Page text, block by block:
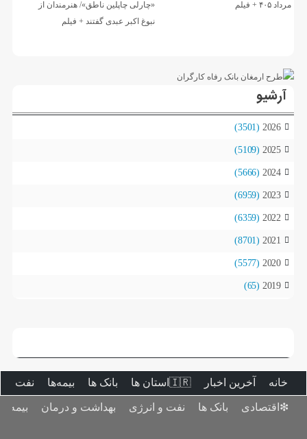
آرشیو
2026
(3501)
2025
(5109)
2024
(5666)
2023
(6959)
2022
(6359)
2021
(8701)
2020
(5577)
2019
(65)
خانه آخرین اخبار 🇮🇷استان ‌ها بانک ها بیمه‌ها نفت و
❇اقتصادی بانک ها نفت و انرژی بهداشت و درمان بیمه‌ها